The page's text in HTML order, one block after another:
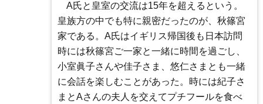
A氏と皇室の交流は15年を超えるという。
皇族方の中でも特に親密だったのが、秋篠宮
家である。A氏はイギリス帰国後も日本訪問
時には秋篠宮ご一家と一緒に時間を過ごし、
小室眞子さんや佳子さま、悠仁さまとも一緒
に会話を楽しむことがあった。時には紀子さ
まとAさんの夫人を交えてプチフールを食べ